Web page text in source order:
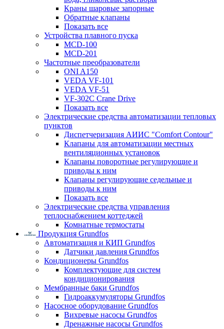
Краны шаровые запорные
Обратные клапаны
Показать все
Устройства плавного пуска
MCD-100
MCD-201
Частотные преобразователи
ONI A150
VEDA VF-101
VEDA VF-51
VF-302C Crane Drive
Показать все
Электрические средства автоматизации тепловых
пунктов
Диспетчеризация АИИС "Comfort Contour"
Клапаны для автоматизации местных
вентиляционных установок
Клапаны поворотные регулирующие и
приводы к ним
Клапаны регулирующие седельные и
приводы к ним
Показать все
Электрические средства управления
теплоснабжением коттеджей
Комнатные термостаты
Продукция Grundfos
Автоматизация и КИП Grundfos
Датчики давления Grundfos
Кондиционеры Grundfos
Комплектующие для систем
кондиционирования
Мембранные баки Grundfos
Гидроаккумуляторы Grundfos
Насосное оборудование Grundfos
Вихревые насосы Grundfos
Дренажные насосы Grundfos